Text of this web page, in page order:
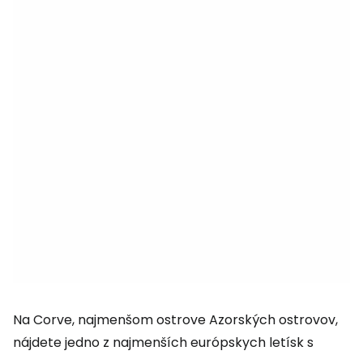
Na Corve, najmenšom ostrove Azorských ostrovov,
nájdete jedno z najmenších európskych letísk s